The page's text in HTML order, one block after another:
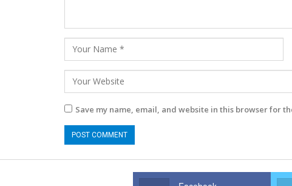
Save my name, email, and website in this browser for